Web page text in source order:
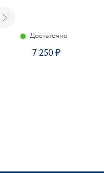
Достаточно
7 250